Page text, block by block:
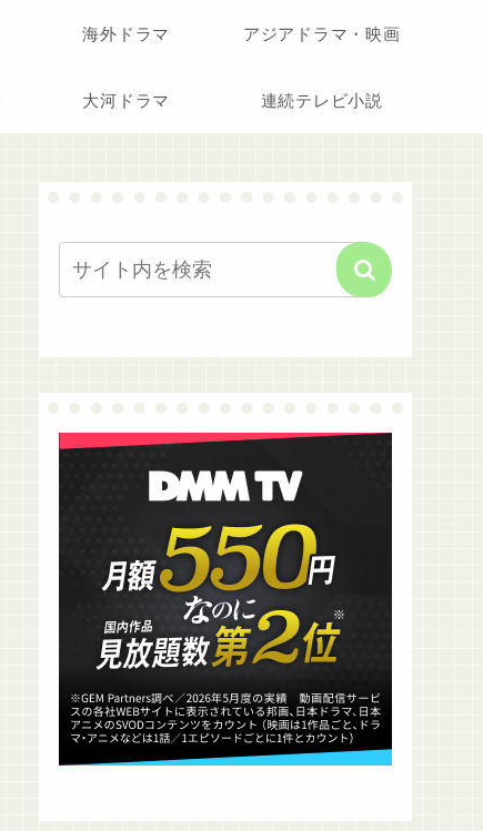
海外ドラマ アジアドラマ・映画
大河ドラマ 連続テレビ小説